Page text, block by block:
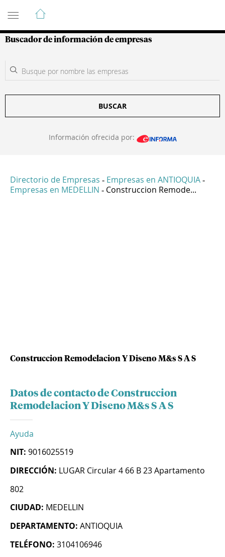
Guía de Empresas Colombianas
Buscador de información de empresas
BUSCAR
Información ofrecida por:
Directorio de Empresas - Empresas en ANTIOQUIA -
Empresas en MEDELLIN - Construccion Remode...
Construccion Remodelacion Y Diseno M&s S A S
Datos de contacto de Construccion
Remodelacion Y Diseno M&s S A S
Ayuda
NIT: 9016025519
DIRECCIÓN: LUGAR Circular 4 66 B 23 Apartamento
802
CIUDAD: MEDELLIN
DEPARTAMENTO: ANTIOQUIA
TELÉFONO: 3104106946